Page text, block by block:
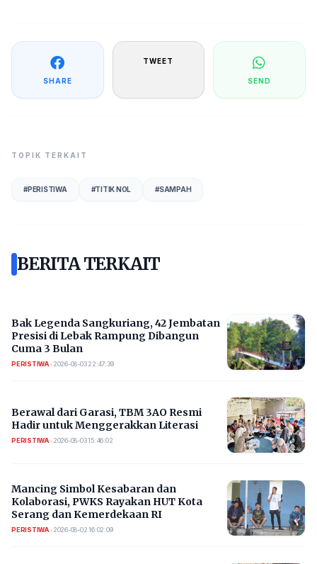
SHARE
TWEET
SEND
TOPIK TERKAIT
#PERISTIWA #TITIK NOL #SAMPAH
BERITA TERKAIT
Bak Legenda Sangkuriang, 42 Jembatan
Presisi di Lebak Rampung Dibangun
Cuma 3 Bulan
PERISTIWA• 2026-08-03 22:47:39
Berawal dari Garasi, TBM 3AO Resmi
Hadir untuk Menggerakkan Literasi
PERISTIWA• 2026-08-03 15:46:02
Mancing Simbol Kesabaran dan
Kolaborasi, PWKS Rayakan HUT Kota
Serang dan Kemerdekaan RI
PERISTIWA• 2026-08-02 16:02:09